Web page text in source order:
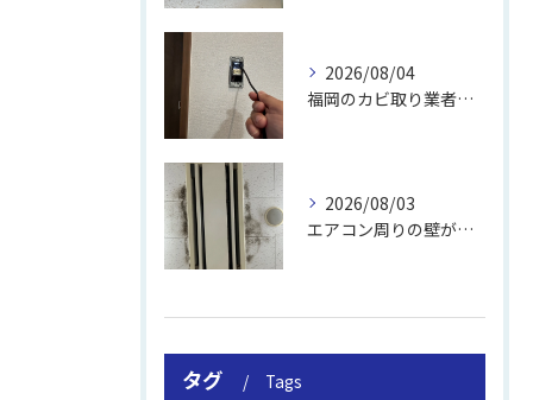
2026/08/04
福岡のカビ取り業者おすすめの選び方と費用
2026/08/03
エアコン周りの壁が結露しやすい理由
タグ Tags